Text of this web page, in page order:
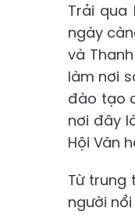
Trải qua
ngày
và
làm nơi
đào tạo
nơi đây
Hội Văn
Từ trung
người